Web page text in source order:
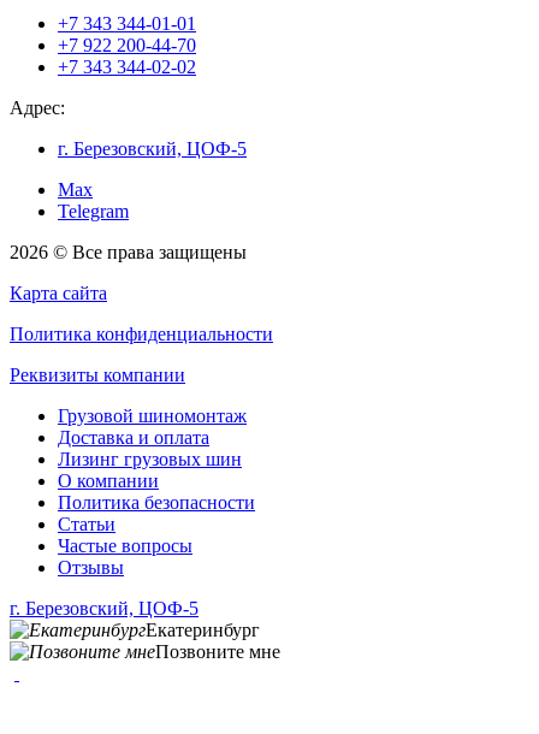
+7 343 344-01-01
+7 922 200-44-70
+7 343 344-02-02
Адрес:
г. Березовский, ЦОФ-5
Max
Telegram
2026 © Все права защищены
Карта сайта
Политика конфиденциальности
Реквизиты компании
Грузовой шиномонтаж
Доставка и оплата
Лизинг грузовых шин
О компании
Политика безопасности
Статьи
Частые вопросы
Отзывы
г. Березовский, ЦОФ-5
Екатеринбург
Позвоните мне